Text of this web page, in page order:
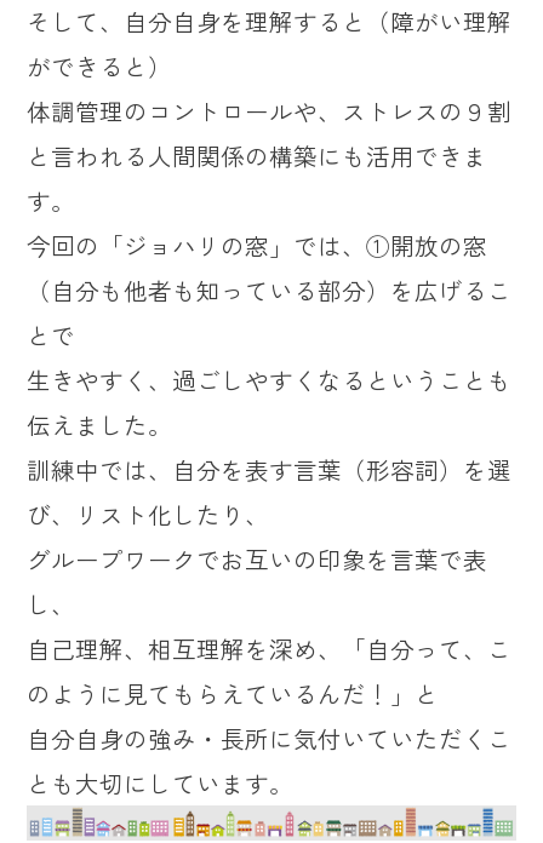
そして、自分自身を理解すると（障がい理解
ができると）
体調管理のコントロールや、ストレスの９割
と言われる人間関係の構築にも活用できま
す。
今回の「ジョハリの窓」では、①開放の窓
（自分も他者も知っている部分）を広げるこ
とで
生きやすく、過ごしやすくなるということも
伝えました。
訓練中では、自分を表す言葉（形容詞）を選
び、リスト化したり、
グループワークでお互いの印象を言葉で表
し、
自己理解、相互理解を深め、「自分って、こ
のように見てもらえているんだ！」と
自分自身の強み・長所に気付いていただくこ
とも大切にしています。